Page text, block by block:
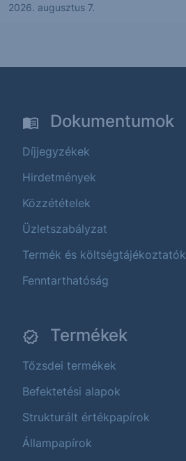
2026. augusztus 7.
Dokumentumok
Díjjegyzékek
Hirdetmények
Közzétételek
Üzletszabályzat
Termék és költségtájékoztatók
Fenntarthatóság
Termékek
Tőzsdei termékek
Befektetési alapok
Strukturált értékpapírok
Állampapírok